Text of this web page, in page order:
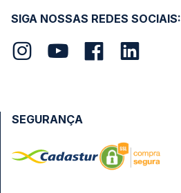
SIGA NOSSAS REDES SOCIAIS:
SEGURANÇA